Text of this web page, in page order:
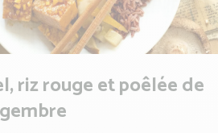
riz rouge et poêlée de